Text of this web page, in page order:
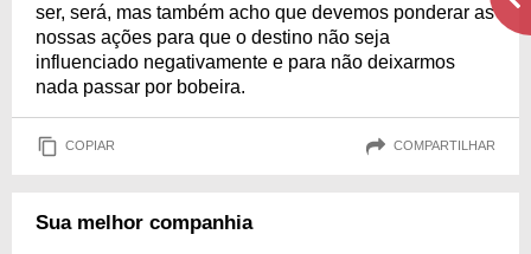
ser, será, mas também acho que devemos ponderar as
nossas ações para que o destino não seja
influenciado negativamente e para não deixarmos
nada passar por bobeira.
COPIAR COMPARTILHAR
Sua melhor companhia